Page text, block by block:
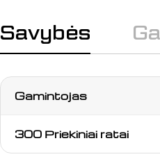
Savybės
Gamintojas
300 Priekiniai ratai